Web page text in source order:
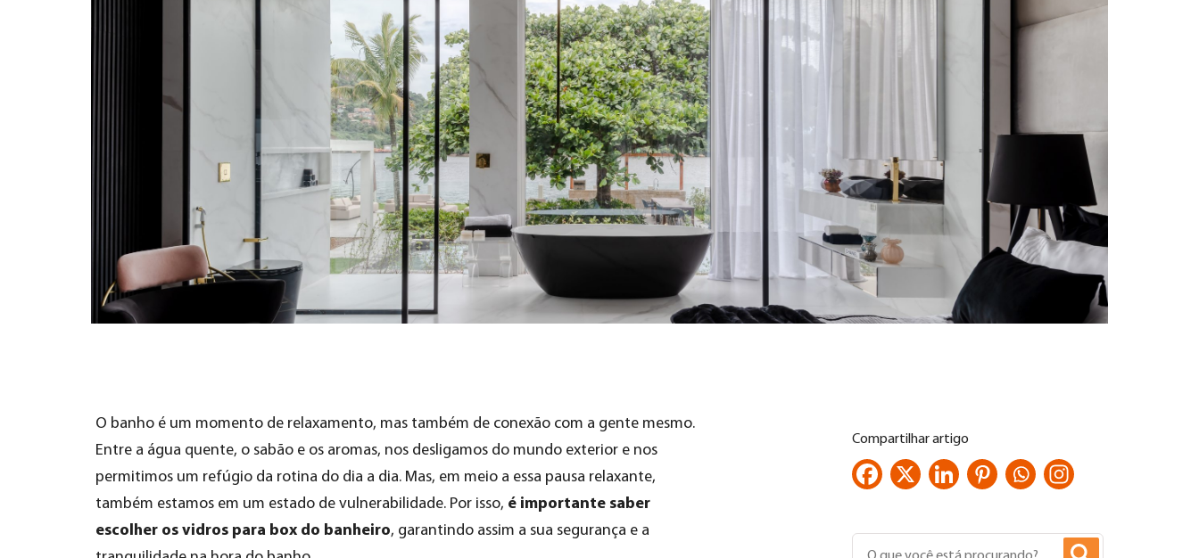
Cebrace Extra
Clear
Cebrace Extra
Grosso
O banho é um momento de relaxamento, mas também de conexão com a gente mesmo.
Entre a água quente, o sabão e os aromas, nos desligamos do mundo exterior e nos
permitimos um refúgio da rotina do dia a dia. Mas, em meio a essa pausa relaxante,
também estamos em um estado de vulnerabilidade. Por isso, é importante saber
escolher os vidros para box do banheiro, garantindo assim a sua segurança e a
Compartilhar artigo